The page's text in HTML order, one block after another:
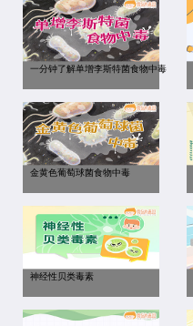
一分钟了解单增李斯特菌食物中毒
金黄色葡萄球菌食物中毒
神经性贝类毒素